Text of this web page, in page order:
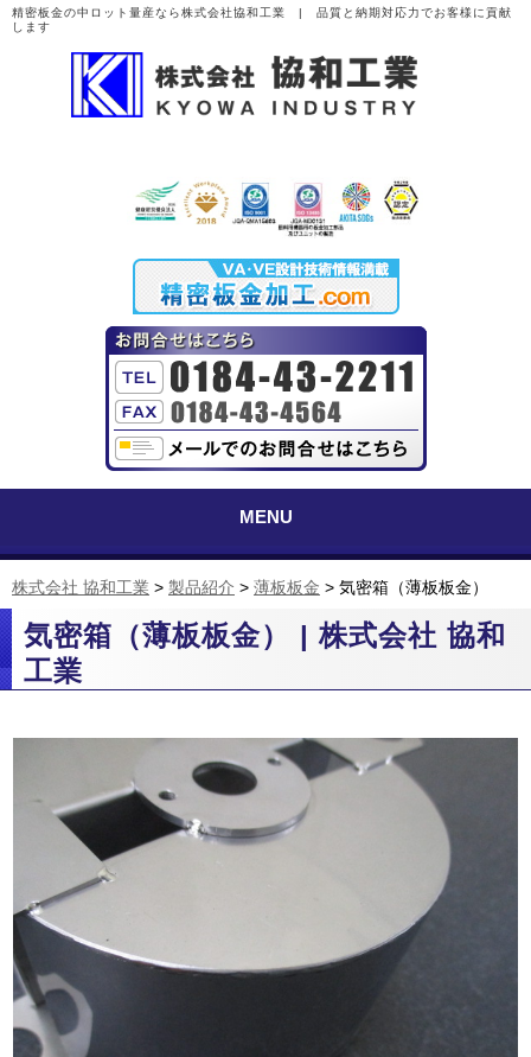
精密板金の中ロット量産なら株式会社協和工業 | 品質と納期対応力でお客様に貢献
します
MENU
株式会社 協和工業 > 製品紹介 > 薄板板金 > 気密箱（薄板板金）
気密箱（薄板板金） | 株式会社 協和
工業